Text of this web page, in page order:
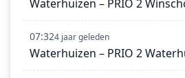
Waterhuizen – PRIO 2
07:324 jaar geleden
Waterhuizen – PRIO 2